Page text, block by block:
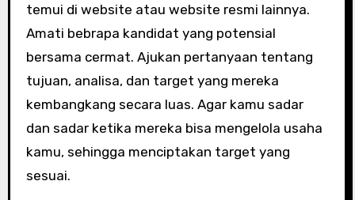
temui di website atau website resmi lainnya.
Amati bebrapa kandidat yang potensial
bersama cermat. Ajukan pertanyaan tentang
tujuan, analisa, dan target yang mereka
kembangkang secara luas. Agar kamu sadar
dan sadar ketika mereka bisa mengelola usaha
kamu, sehingga menciptakan target yang
sesuai.